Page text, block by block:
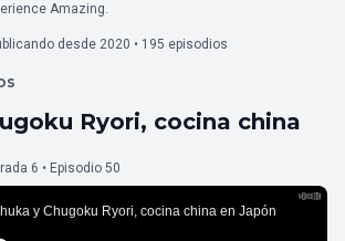
Amazing.
desde 2020 • 195 episodios
Ryori, cocina china
6 • Episodio 50